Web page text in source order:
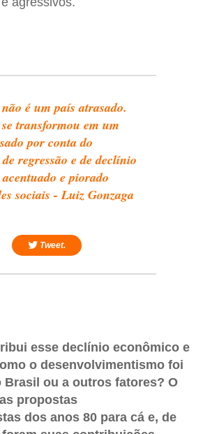
é um país atrasado.
transformou em um
por conta do
regressão e de declínio
e piorado
sociais - Luiz Gonzaga
Tweet.
esse declínio econômico e
o desenvolvimentismo foi
Brasil ou a outros fatores? O
propostas
dos anos 80 para cá e, de